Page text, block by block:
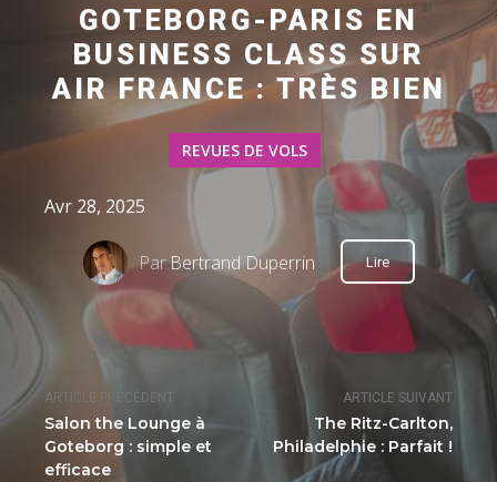
ARTICLE PRÉCÉDENT
Salon the Lounge à
Goteborg : simple et
efficace
ARTICLE SUIVANT
The Ritz-Carlton,
Philadelphie : Parfait !
GOTEBORG-PARIS EN
BUSINESS CLASS SUR
AIR FRANCE : TRÈS BIEN
REVUES DE VOLS
Avr 28, 2025
ParBertrand Duperrin Lire